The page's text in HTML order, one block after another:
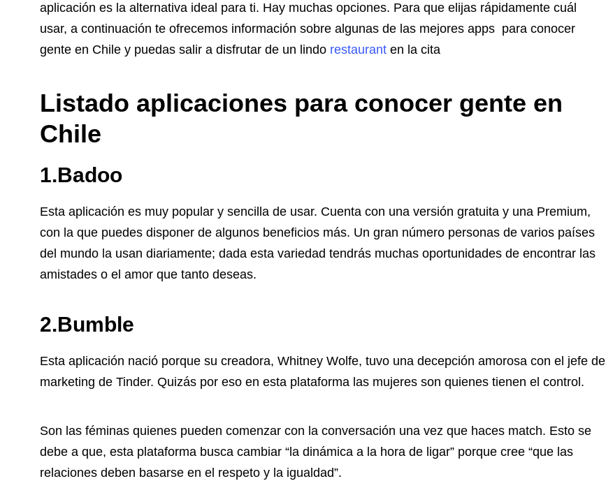
aplicación es la alternativa ideal para ti. Hay muchas opciones. Para que elijas rápidamente cuál
usar, a continuación te ofrecemos información sobre algunas de las mejores apps para conocer
gente en Chile y puedas salir a disfrutar de un lindo restaurant en la cita
Listado aplicaciones para conocer gente en
Chile
1.Badoo
Esta aplicación es muy popular y sencilla de usar. Cuenta con una versión gratuita y una Premium,
con la que puedes disponer de algunos beneficios más. Un gran número personas de varios países
del mundo la usan diariamente; dada esta variedad tendrás muchas oportunidades de encontrar las
amistades o el amor que tanto deseas.
2.Bumble
Esta aplicación nació porque su creadora, Whitney Wolfe, tuvo una decepción amorosa con el jefe de
marketing de Tinder. Quizás por eso en esta plataforma las mujeres son quienes tienen el control.
Son las féminas quienes pueden comenzar con la conversación una vez que haces match. Esto se
debe a que, esta plataforma busca cambiar “la dinámica a la hora de ligar” porque cree “que las
relaciones deben basarse en el respeto y la igualdad”.